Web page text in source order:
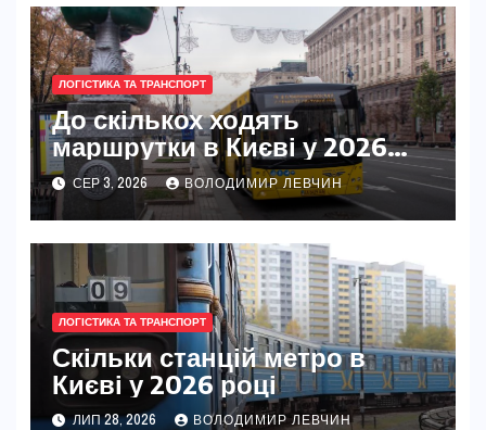
ЛОГІСТИКА ТА ТРАНСПОРТ
До скількох ходять
маршрутки в Києві у 2026
році
СЕР 3, 2026 ВОЛОДИМИР ЛЕВЧИН
ЛОГІСТИКА ТА ТРАНСПОРТ
Скільки станцій метро в
Києві у 2026 році
ЛИП 28, 2026 ВОЛОДИМИР ЛЕВЧИН